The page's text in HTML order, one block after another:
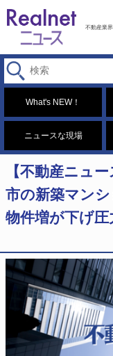
不動産業
What's NEW！
ニュースな現場
【不動産ニュ
市の新築マン
物件増が下げ圧